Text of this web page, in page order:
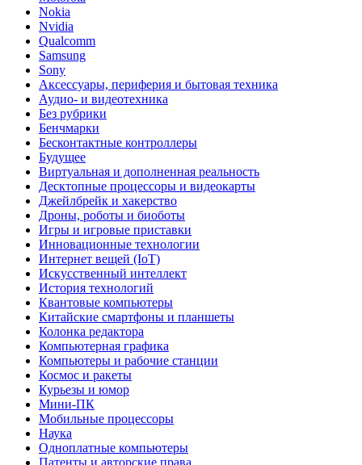
Nokia
Nvidia
Qualcomm
Samsung
Sony
Аксессуары, периферия и бытовая техника
Аудио- и видеотехника
Без рубрики
Бенчмарки
Бесконтактные контроллеры
Будущее
Виртуальная и дополненная реальность
Десктопные процессоры и видеокарты
Джейлбрейк и хакерство
Дроны, роботы и биоботы
Игры и игровые приставки
Инновационные технологии
Интернет вещей (IoT)
Искусственный интеллект
История технологий
Квантовые компьютеры
Китайские смартфоны и планшеты
Колонка редактора
Компьютерная графика
Компьютеры и рабочие станции
Космос и ракеты
Курьезы и юмор
Мини-ПК
Мобильные процессоры
Наука
Одноплатные компьютеры